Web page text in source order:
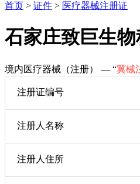
首页 > 证件 > 医疗器械注册证
石家庄致巨生
境内医疗器械（注册） — “冀械
注册证编号
注册人名称
注册人住所